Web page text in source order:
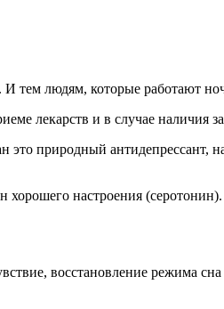
тем людям, которые работают
лекарств и в случае наличия
природный антидепрессант,
настроения
восстановление режима